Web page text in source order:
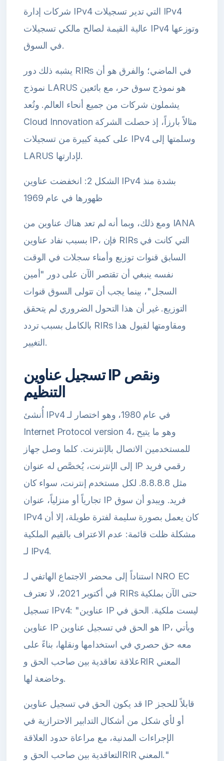
شركات إدارة IPv4 التي تدير تسجيلات IPv4
عالية القيمة لصالح مالكي تسجيلات IPv4 وتوزعها
في السوق.
يشبه ذلك دور RIRs في الماضي؛ والفرق هو أن
نموذج LARUS هو نموذج سوق حر، مع بائعين
يشملون شركات من جميع أنحاء العالم. وتُعد
Cloud Innovation مثالاً بارزاً، إذ حصلت الشركة
على كمية كبيرة من تسجيلات IPv4 وسلمتها إلى
LARUS لإدارتها.
الشكل 2: انخفضت عناوين IPv4 بشدة منذ
ظهورها في عام 1969
ومع ذلك، وبما أنه لم تعد هناك عناوين من IANA
بسبب نفاد عناوين IP، فإن RIRs التي كانت في
السابق قنوات توزيع وأمناء سجلات في الوقت
نفسه ينبغي أن تقتصر الآن على دور "أمين
السجل"، بينما يجب أن تتولى السوق قنوات
التوزيع. غير أن هذا التحول الضروري لم يتحقق
بالكامل بسبب تردد RIRs ومقاومتها لقبول هذا
التغيير.
تسجيل عناوين IP ونقص
التنظيم
أُنشئ IPv4 في عام 1980، وهو اختصار لـ
Internet Protocol version 4، وهو ما يتيح
للمستخدمين الاتصال بالإنترنت. كلما وصل جهاز
إلى الإنترنت، يُخصَّص له عنوان IP رقمي فريد
مثل 8.8.8.8. لكل مستخدم إنترنت، سواء كان
تجارياً أو منزلياً، عنوان IP فريد. ويبدو أن سوق
IPv4 كان يعمل بصورة سليمة لفترة طويلة، إلا أن
مشكلة ظلت قائمة: عدم الاعتراف بالقيم الملكية
لـ IPv4.
استناداً إلى محضر الاجتماع الهاتفي لـ NRO EC
في أكتوبر 2021، لا تعترف RIRs حتى الآن بملكية
تسجيل IPv4: "عناوين IP ليست ملكية. الحق في
عناوين IP هو الحق في تسجيل عناوين IP، ويأتي
معه حق حصري في استخدامها ونقلها، بناءً على
علاقة تعاقدية بين صاحب الحق وRIR المعني
وخاضعة لها.
قد يكون الحق في تسجيل عناوين IP قابلاً للحجز
أو لأي شكل من أشكال التدابير الاحترازية في
الإجراءات المدنية، مع مراعاة حدود العلاقة
التعاقدية بين صاحب الحق وRIR المعني."